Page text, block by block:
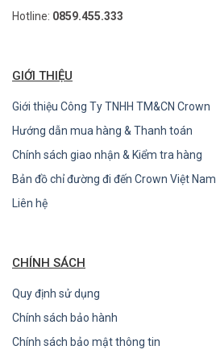
Hotline: 0859.455.333
GIỚI THIỆU
Giới thiệu Công Ty TNHH TM&CN Crown
Hướng dẫn mua hàng & Thanh toán
Chính sách giao nhận & Kiểm tra hàng
Bản đồ chỉ đường đi đến Crown Việt Nam
Liên hệ
CHÍNH SÁCH
Quy định sử dụng
Chính sách bảo hành
Chính sách bảo mật thông tin